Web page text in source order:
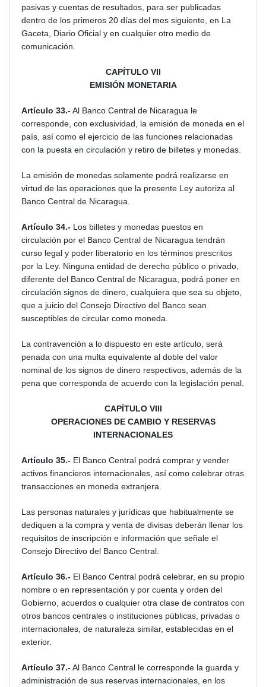
pasivas y cuentas de resultados, para ser publicadas
dentro de los primeros 20 días del mes siguiente, en La
Gaceta, Diario Oficial y en cualquier otro medio de
comunicación.
CAPÍTULO VII
EMISIÓN MONETARIA
Artículo 33.-Al Banco Central de Nicaragua le
corresponde, con exclusividad, la emisión de moneda en el
país, así como el ejercicio de las funciones relacionadas
con la puesta en circulación y retiro de billetes y monedas.
La emisión de monedas solamente podrá realizarse en
virtud de las operaciones que la presente Ley autoriza al
Banco Central de Nicaragua.
Artículo 34.- Los billetes y monedas puestos en
circulación por el Banco Central de Nicaragua tendrán
curso legal y poder liberatorio en los términos prescritos
por la Ley. Ninguna entidad de derecho público o privado,
diferente del Banco Central de Nicaragua, podrá poner en
circulación signos de dinero, cualquiera que sea su objeto,
que a juicio del Consejo Directivo del Banco sean
susceptibles de circular como moneda.
La contravención a lo dispuesto en este artículo, será
penada con una multa equivalente al doble del valor
nominal de los signos de dinero respectivos, además de la
pena que corresponda de acuerdo con la legislación penal.
CAPÍTULO VIII
OPERACIONES DE CAMBIO Y RESERVAS
INTERNACIONALES
Artículo 35.- El Banco Central podrá comprar y vender
activos financieros internacionales, así como celebrar otras
transacciones en moneda extranjera.
Las personas naturales y jurídicas que habitualmente se
dediquen a la compra y venta de divisas deberán llenar los
requisitos de inscripción e información que señale el
Consejo Directivo del Banco Central.
Artículo 36.- El Banco Central podrá celebrar, en su propio
nombre o en representación y por cuenta y orden del
Gobierno, acuerdos o cualquier otra clase de contratos con
otros bancos centrales o instituciones públicas, privadas o
internacionales, de naturaleza similar, establecidas en el
exterior.
Artículo 37.-Al Banco Central le corresponde la guarda y
administración de sus reservas internacionales, en los